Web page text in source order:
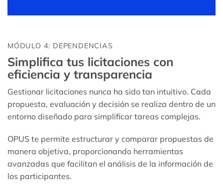
MÓDULO 4: DEPENDENCIAS
Simplifica tus licitaciones con
eficiencia y transparencia
Gestionar licitaciones nunca ha sido tan intuitivo. Cada
propuesta, evaluación y decisión se realiza dentro de un
entorno diseñado para simplificar tareas complejas.
OPUS te permite estructurar y comparar propuestas de
manera objetiva, proporcionando herramientas
avanzadas que facilitan el análisis de la información de
los participantes.